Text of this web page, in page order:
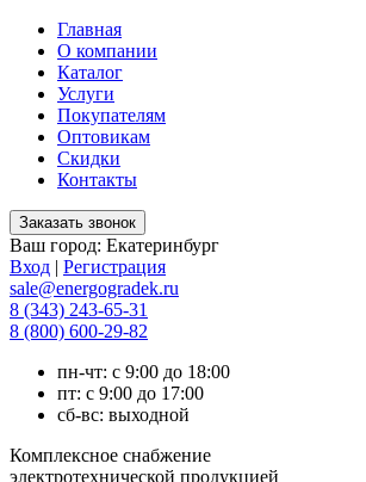
Главная
О компании
Каталог
Услуги
Покупателям
Оптовикам
Скидки
Контакты
Ваш город: Екатеринбург
Вход | Регистрация
sale@energogradek.ru
8 (343) 243-65-31
8 (800) 600-29-82
пн-чт: с 9:00 до 18:00
пт: с 9:00 до 17:00
сб-вс: выходной
Комплексное снабжение
электротехнической продукцией